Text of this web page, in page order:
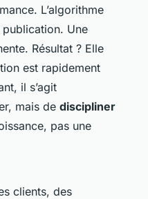
L’algorithme
publication. Une
Résultat ? Elle
est rapidement
il s’agit
mais de discipliner
pas une
clients, des